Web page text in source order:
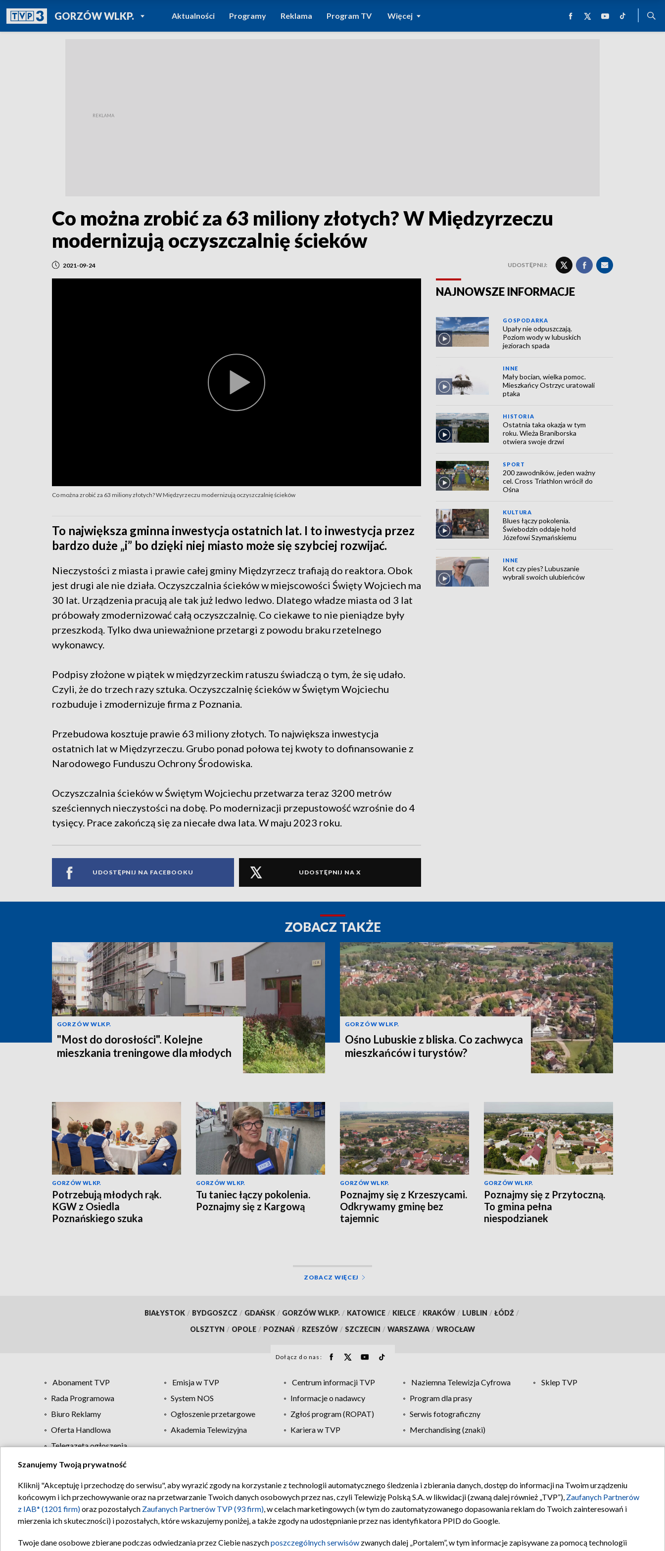
GORZÓW WLKP.POWRÓT DO
TVP REGIONY
Aktualności Programy Reklama Program TV Więcej
Co można zrobić za 63 miliony złotych? W Międzyrzeczu
modernizują oczyszczalnię ścieków
2021-09-24 UDOSTĘPNIJ:
Co można zrobić za 63 miliony złotych? W Międzyrzeczu modernizują oczyszczalnię ścieków
To największa gminna inwestycja ostatnich lat. I to inwestycja przez
bardzo duże „i” bo dzięki niej miasto może się szybciej rozwijać.
Nieczystości z miasta i prawie całej gminy Międzyrzecz trafiają do reaktora. Obok
jest drugi ale nie działa. Oczyszczalnia ścieków w miejscowości Święty Wojciech ma
30 lat. Urządzenia pracują ale tak już ledwo ledwo. Dlatego władze miasta od 3 lat
próbowały zmodernizować całą oczyszczalnię. Co ciekawe to nie pieniądze były
przeszkodą. Tylko dwa unieważnione przetargi z powodu braku rzetelnego
wykonawcy.
Podpisy złożone w piątek w międzyrzeckim ratuszu świadczą o tym, że się udało.
Czyli, że do trzech razy sztuka. Oczyszczalnię ścieków w Świętym Wojciechu
rozbuduje i zmodernizuje firma z Poznania.
Przebudowa kosztuje prawie 63 miliony złotych. To największa inwestycja
ostatnich lat w Międzyrzeczu. Grubo ponad połowa tej kwoty to dofinansowanie z
Narodowego Funduszu Ochrony Środowiska.
Oczyszczalnia ścieków w Świętym Wojciechu przetwarza teraz 3200 metrów
sześciennych nieczystości na dobę. Po modernizacji przepustowość wzrośnie do 4
tysięcy. Prace zakończą się za niecałe dwa lata. W maju 2023 roku.
UDOSTĘPNIJ NA FACEBOOKU UDOSTĘPNIJ NA X
NAJNOWSZE INFORMACJE
GOSPODARKA
Upały nie odpuszczają.
Poziom wody w lubuskich
jeziorach spada
INNE
Mały bocian, wielka pomoc.
Mieszkańcy Ostrzyc uratowali
ptaka
HISTORIA
Ostatnia taka okazja w tym
roku. Wieża Braniborska
otwiera swoje drzwi
SPORT
200 zawodników, jeden ważny
cel. Cross Triathlon wrócił do
Ośna
KULTURA
Blues łączy pokolenia.
Świebodzin oddaje hołd
Józefowi Szymańskiemu
INNE
Kot czy pies? Lubuszanie
wybrali swoich ulubieńców
ZOBACZ TAKŻE
GORZÓW WLKP.
"Most do dorosłości". Kolejne
mieszkania treningowe dla młodych
GORZÓW WLKP.
Ośno Lubuskie z bliska. Co zachwyca
mieszkańców i turystów?
GORZÓW WLKP.
Potrzebują młodych rąk.
KGW z Osiedla
Poznańskiego szuka
GORZÓW WLKP.
Tu taniec łączy pokolenia.
Poznajmy się z Kargową
GORZÓW WLKP.
Poznajmy się z Krzeszycami.
Odkrywamy gminę bez
tajemnic
GORZÓW WLKP.
Poznajmy się z Przytoczną.
To gmina pełna
niespodzianek
ZOBACZ WIĘCEJ
BIAŁYSTOK / BYDGOSZCZ / GDAŃSK / GORZÓW WLKP. / KATOWICE / KIELCE / KRAKÓW / LUBLIN / ŁÓDŹ /
OLSZTYN / OPOLE / POZNAŃ / RZESZÓW / SZCZECIN / WARSZAWA / WROCŁAW
Dołącz do nas:
Abonament TVP Emisja w TVP Centrum informacji TVP Naziemna Telewizja Cyfrowa
Sklep TVP
Rada Programowa
System NOS Informacje o nadawcy
Program dla prasy
Biuro Reklamy
Ogłoszenie przetargowe Zgłoś program (ROPAT)
Serwis fotograficzny
Oferta Handlowa
Akademia Telewizyjna Kariera w TVP
Merchandising (znaki)
Telegazeta ogłoszenia
Regulamin TVP Polityka prywatności Moje zgody Pomoc Biuro reklamy Kontakt
Szanujemy Twoją prywatność
Kliknij "Akceptuję i przechodzę do serwisu", aby wyrazić zgody na korzystanie z technologii automatycznego śledzenia i zbierania danych, dostęp do informacji na Twoim urządzeniu
końcowym i ich przechowywanie oraz na przetwarzanie Twoich danych osobowych przez nas, czyli Telewizję Polską S.A. w likwidacji (zwaną dalej również „TVP”), Zaufanych Partnerów
z IAB* (1201 firm)oraz pozostałych Zaufanych Partnerów TVP (93 firm), w celach marketingowych (w tym do zautomatyzowanego dopasowania reklam do Twoich zainteresowań i
mierzenia ich skuteczności) i pozostałych, które wskazujemy poniżej, a także zgody na udostępnianie przez nas identyfikatora PPID do Google.
Twoje dane osobowe zbierane podczas odwiedzania przez Ciebie naszychposzczególnych serwisów zwanych dalej „Portalem”, w tym informacje zapisywane za pomocą technologii